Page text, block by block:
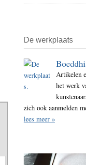
De werkplaats
Artikelen
het werk
zich ook aanmelden
lees meer »